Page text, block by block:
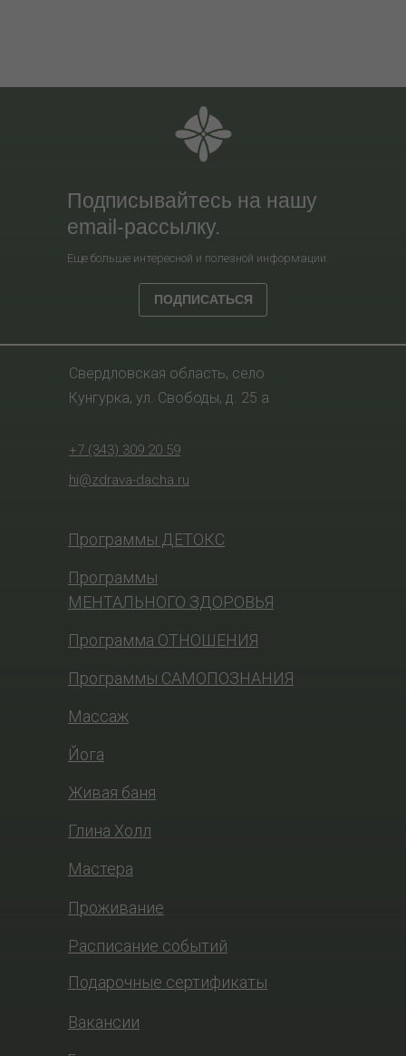
Подписывайтесь на нашу
email-рассылку.
Еще больше интересной и полезной информации.
ПОДПИСАТЬСЯ
Свердловская область, село
Кунгурка, ул. Свободы, д. 25 а
+7 (343) 309 20 59
hi@zdrava-dacha.ru
Массаж
Программы ДЕТОКС
Программы
МЕНТАЛЬНОГО ЗДОРОВЬЯ
Программа ОТНОШЕНИЯ
Программы САМОПОЗНАНИЯ
Мастера
Йога
Живая баня
Глина Холл
Расписание событий
Подарочные сертификаты
Проживание
Вакансии